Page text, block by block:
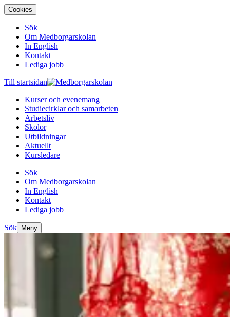
Cookies
Sök
Om Medborgarskolan
In English
Kontakt
Lediga jobb
Till startsidan
Kurser och evenemang
Studiecirklar och samarbeten
Arbetsliv
Skolor
Utbildningar
Aktuellt
Kursledare
Sök
Om Medborgarskolan
In English
Kontakt
Lediga jobb
Sök Meny